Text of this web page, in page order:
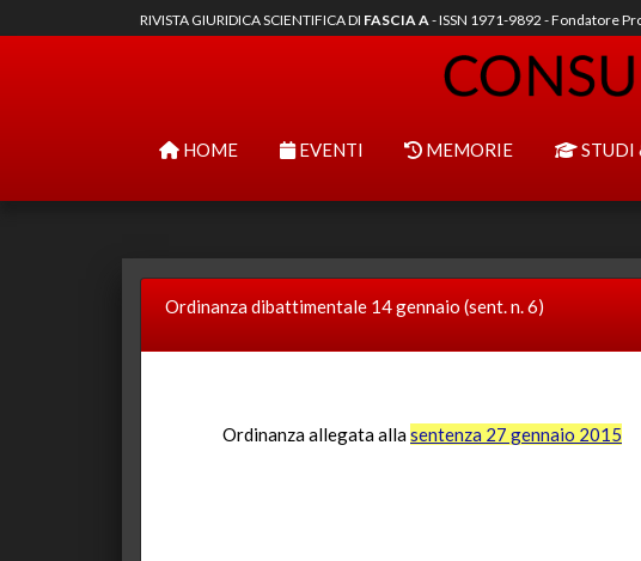
RIVISTA GIURIDICA SCIENTIFICA DI FASCIA A- ISSN 1971-9892 - Fondatore
HOME EVENTI MEMORIE STUDI
Ordinanza dibattimentale 14 gennaio (sent. n. 6)
Ordinanza allegata allasentenza 27 gennaio 2015